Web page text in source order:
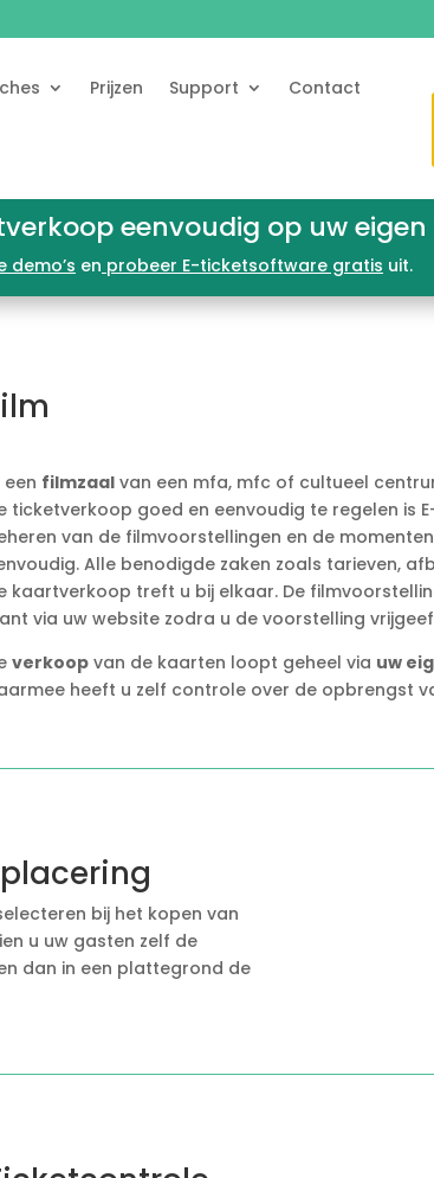
Prijzen Support Contact
eenvoudig op uw eigen
demo’s en probeer E-ticketsoftware gratis uit.
een filmzaalvan een mfa, mfc of cultueel
ticketverkoop goed en eenvoudig te regelen is
van de filmvoorstellingen en de
Alle benodigde zaken zoals tarieven,
kaartverkoop treft u bij elkaar. De
via uw website zodra u de voorstelling
verkoopvan de kaarten loopt geheel via uw
heeft u zelf controle over de opbrengst
bij het kopen van
u uw gasten zelf de
dan in een plattegrond de